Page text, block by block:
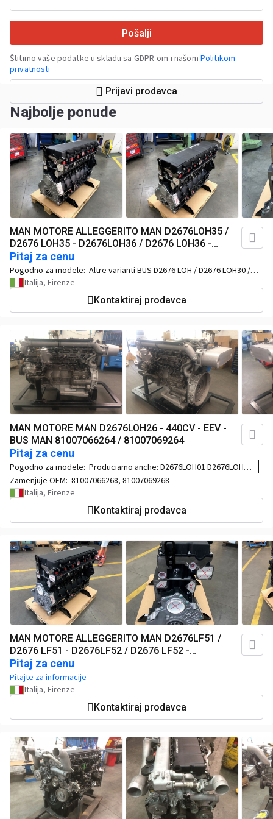
Pošalji
Štitimo vaše podatke u skladu sa GDPR-om i našom Politikom
privatnosti
Prijavi prodavca
Najbolje ponude
MAN MOTORE ALLEGGERITO MAN D2676LOH35 /
D2676 LOH35 - D2676LOH36 / D2676 LOH36 -
D2676LOH37 / D2676 LOH37 (bus)
Pitaj za cenu
Pogodno za modele:
D2676 LOH31 / D2676 LOH32 / D2676 LOH35 / D2676 LOH36 Atre
varianti TRUCK D2676 LF / D2676 LF25 / D2676 LF45 / D2676 LF46 /
D2676 LF47 / D2676 LF48 / D2676 LF50 / D2676 LF55 / D2676 LF56 /
D2676 LF57
Italija, Firenze
Kontaktiraj prodavca
MAN MOTORE MAN D2676LOH26 - 440CV - EEV -
BUS MAN 81007066264 / 81007069264
Pitaj za cenu
Pogodno za modele:
D2676LOH04 D2676LOH10 D2676LOH27 D2676LOH28
Zamenjuje OEM: 81007066268, 81007069268
Italija, Firenze
Kontaktiraj prodavca
MAN MOTORE ALLEGGERITO MAN D2676LF51 /
D2676 LF51 - D2676LF52 / D2676 LF52 -
D2676LF53 / D2676 LF53 (camion)
Pitaj za cenu
Pitajte za informacije
Italija, Firenze
Kontaktiraj prodavca